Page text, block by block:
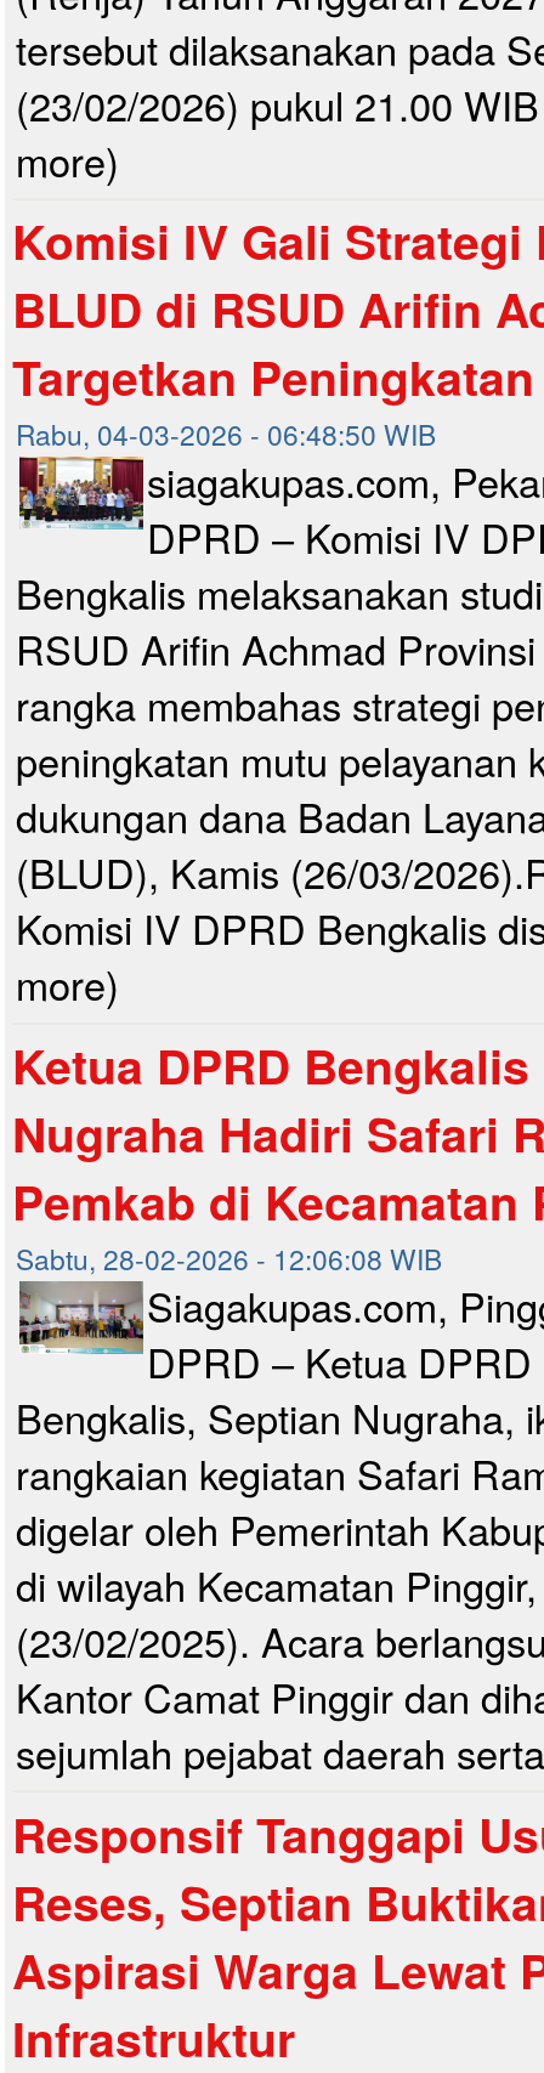
tersebut dilaksanakan pada
(23/02/2026) pukul 21.00
more)
Komisi IV Gali Strategi
BLUD di RSUD Arifin
Targetkan
Rabu, 04-03-2026 - 06:48:50 WIB
siagakupas.com,
DPRD – Komisi IV
Bengkalis melaksanakan
RSUD Arifin Achmad
rangka membahas strategi
peningkatan mutu pelayanan
dukungan dana Badan
(BLUD), Kamis (26/03/
Komisi IV DPRD Bengkalis
more)
Ketua DPRD
Nugraha Hadiri Safari
Pemkab di Kecamatan
Sabtu, 28-02-2026 - 12:06:08 WIB
Siagakupas.com,
DPRD – Ketua
Bengkalis, Septian Nugraha,
rangkaian kegiatan Safari
digelar oleh Pemerintah
di wilayah Kecamatan
(23/02/2025). Acara
Kantor Camat Pinggir dan
sejumlah pejabat daerah
Responsif Tanggapi
Reses, Septian
Aspirasi Warga Lewat
Infrastruktur